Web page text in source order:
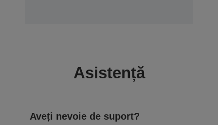
Asistență
Aveți nevoie de suport?